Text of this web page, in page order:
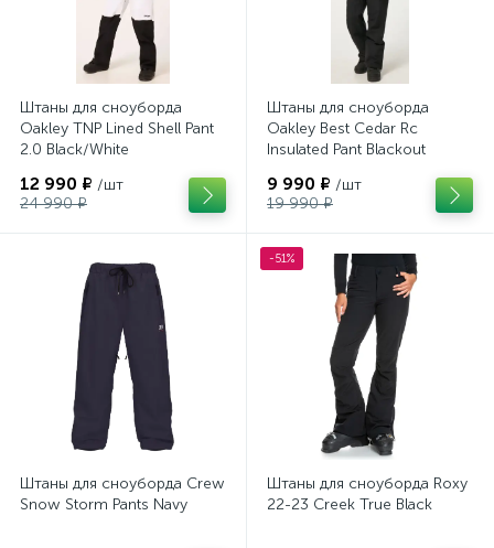
Штаны для сноуборда
Oakley TNP Lined Shell Pant
2.0 Black/White
12 990 ₽ /шт
24 990 ₽
Штаны для сноуборда
Oakley Best Cedar Rc
Insulated Pant Blackout
9 990 ₽ /шт
19 990 ₽
Штаны для сноуборда Crew
Snow Storm Pants Navy
-51%
Штаны для сноуборда Roxy
22-23 Creek True Black